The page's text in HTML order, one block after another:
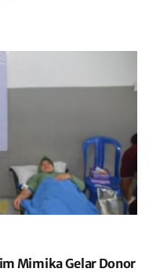
Mimika Gelar Donor